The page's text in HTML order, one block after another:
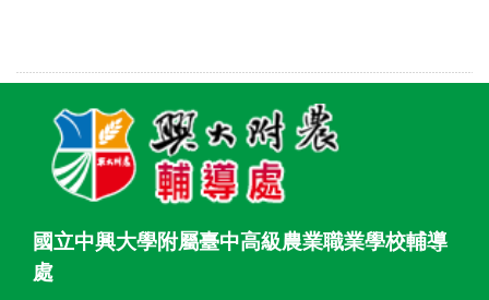
國立中興大學附屬臺中高級農業職業學校輔導
處